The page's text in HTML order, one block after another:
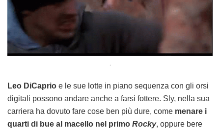
.
Leo DiCaprio e le sue lotte in piano sequenza con gli orsi
digitali possono andare anche a farsi fottere. Sly, nella sua
carriera ha dovuto fare cose ben più dure, come menare i
quarti di bue al macello nel primo Rocky, oppure bere